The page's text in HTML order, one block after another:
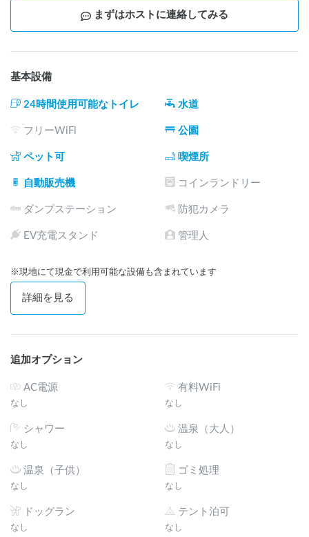
まずはホストに連絡してみる
基本設備
24時間使用可能なトイレ 水道
フリーWiFi 公園
ペット可 喫煙所
自動販売機 コインランドリー
ダンプステーション 防犯カメラ
EV充電スタンド 管理人
※現地にて現金で利用可能な設備も含まれています
詳細を見る
追加オプション
AC電源
なし
有料WiFi
なし
シャワー
なし
温泉（大人）
なし
温泉（子供）
なし
ゴミ処理
なし
ドッグラン
なし
テント泊可
なし